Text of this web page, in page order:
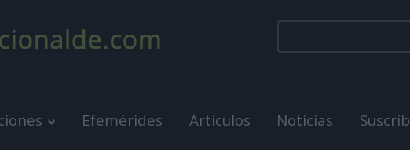
Efemérides Artículos Noticias